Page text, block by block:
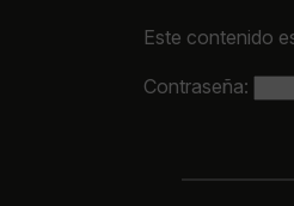
Este contenido
Contraseña: